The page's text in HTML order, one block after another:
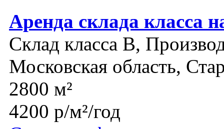
Аренда склада класса
Склад класса B,
Московская область,
2800 м²
4200 р/м²/год